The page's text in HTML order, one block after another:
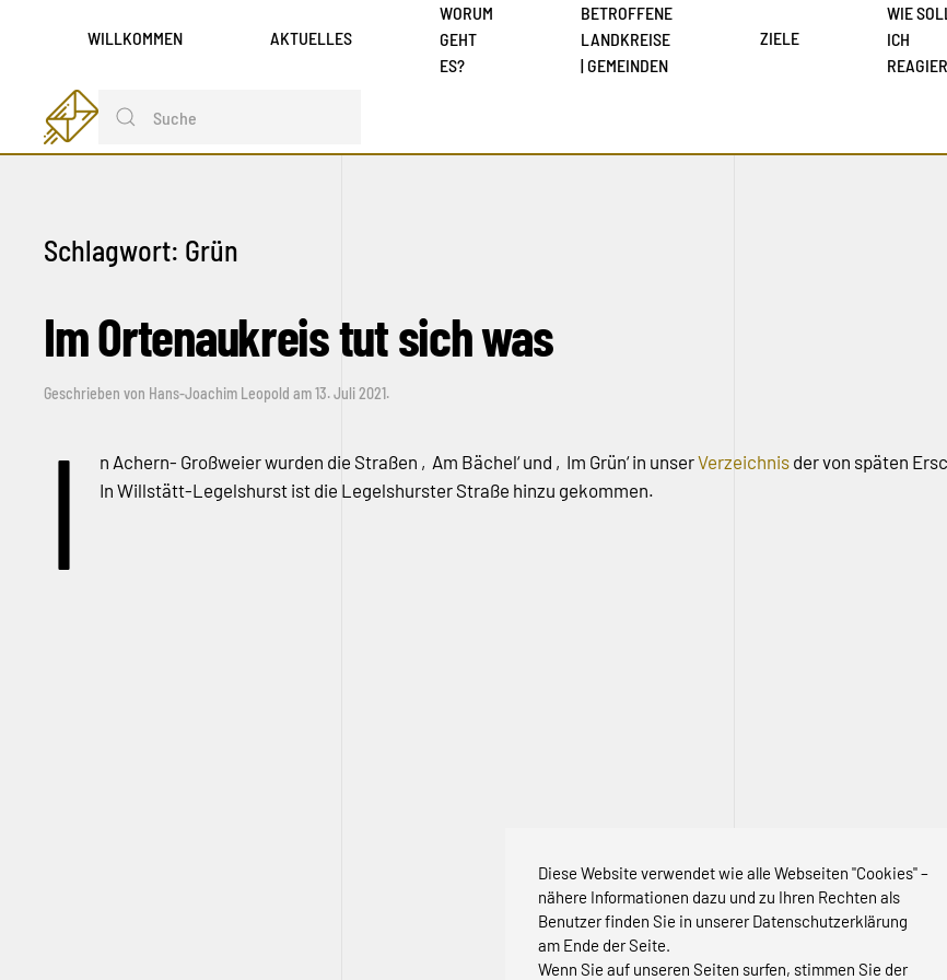
Diese Website verwendet wie alle Webseiten "Cookies" –
nähere Informationen dazu und zu Ihren Rechten als
Benutzer finden Sie in unserer Datenschutzerklärung
am Ende der Seite.
Wenn Sie auf unseren Seiten surfen, stimmen Sie der
WILLKOMMEN AKTUELLES
WORUM
GEHT
ES?
BETROFFENE
LANDKREISE
| GEMEINDEN
ZIELE
WIE
ICH
Schlagwort: Grün
Im Ortenaukreis tut sich was
Geschrieben von Hans-Joachim Leopold am13. Juli 2021.
I n Achern- Großweier wurden die Straßen ‚Am Bächel‘ und ‚Im Grün‘ in unserVerzeichnis der von späten
In Willstätt-Legelshurst ist die Legelshurster Straße hinzu gekommen.